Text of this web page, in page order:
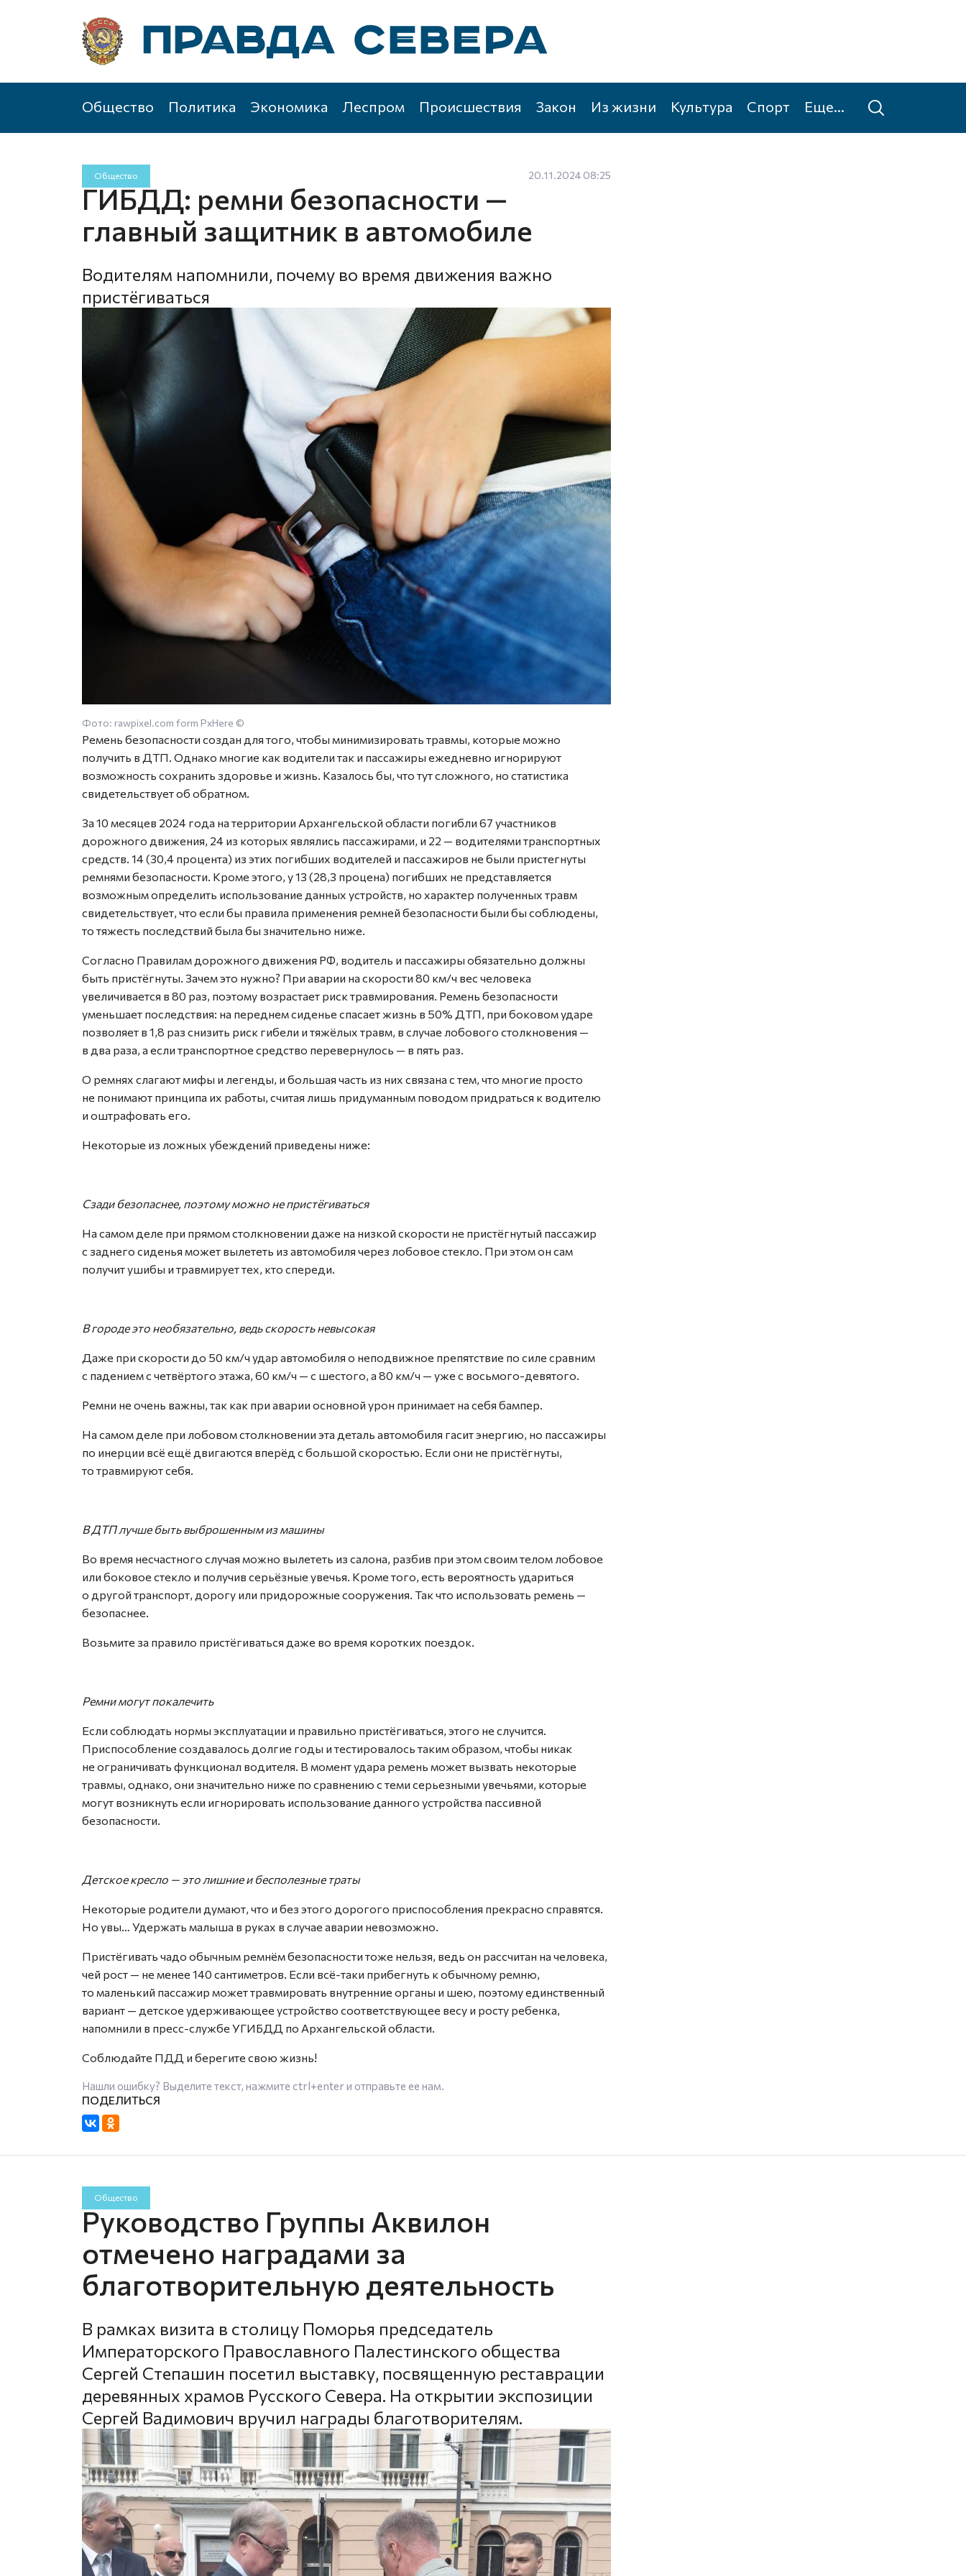
Общество Политика Экономика Леспром Происшествия Закон Из жизни Культура Спорт Еще...
Общество 20.11.2024 08:25
ГИБДД: ремни безопасности —
главный защитник в автомобиле
Водителям напомнили, почему во время движения важно
пристёгиваться
Фото: rawpixel.com form PxHere ©
Ремень безопасности создан для того, чтобы минимизировать травмы, которые можно
получить в ДТП. Однако многие как водители так и пассажиры ежедневно игнорируют
возможность сохранить здоровье и жизнь. Казалось бы, что тут сложного, но статистика
свидетельствует об обратном.
За 10 месяцев 2024 года на территории Архангельской области погибли 67 участников
дорожного движения, 24 из которых являлись пассажирами, и 22 — водителями транспортных
средств. 14 (30,4 процента) из этих погибших водителей и пассажиров не были пристегнуты
ремнями безопасности. Кроме этого, у 13 (28,3 процена) погибших не представляется
возможным определить использование данных устройств, но характер полученных травм
свидетельствует, что если бы правила применения ремней безопасности были бы соблюдены,
то тяжесть последствий была бы значительно ниже.
Согласно Правилам дорожного движения РФ, водитель и пассажиры обязательно должны
быть пристёгнуты. Зачем это нужно? При аварии на скорости 80 км/ч вес человека
увеличивается в 80 раз, поэтому возрастает риск травмирования. Ремень безопасности
уменьшает последствия: на переднем сиденье спасает жизнь в 50% ДТП, при боковом ударе
позволяет в 1,8 раз снизить риск гибели и тяжёлых травм, в случае лобового столкновения —
в два раза, а если транспортное средство перевернулось — в пять раз.
О ремнях слагают мифы и легенды, и большая часть из них связана с тем, что многие просто
не понимают принципа их работы, считая лишь придуманным поводом придраться к водителю
и оштрафовать его.
Некоторые из ложных убеждений приведены ниже:
Сзади безопаснее, поэтому можно не пристёгиваться
На самом деле при прямом столкновении даже на низкой скорости не пристёгнутый пассажир
с заднего сиденья может вылететь из автомобиля через лобовое стекло. При этом он сам
получит ушибы и травмирует тех, кто спереди.
В городе это необязательно, ведь скорость невысокая
Даже при скорости до 50 км/ч удар автомобиля о неподвижное препятствие по силе сравним
с падением с четвёртого этажа, 60 км/ч — с шестого, а 80 км/ч — уже с восьмого-девятого.
Ремни не очень важны, так как при аварии основной урон принимает на себя бампер.
На самом деле при лобовом столкновении эта деталь автомобиля гасит энергию, но пассажиры
по инерции всё ещё двигаются вперёд с большой скоростью. Если они не пристёгнуты,
то травмируют себя.
В ДТП лучше быть выброшенным из машины
Во время несчастного случая можно вылететь из салона, разбив при этом своим телом лобовое
или боковое стекло и получив серьёзные увечья. Кроме того, есть вероятность удариться
о другой транспорт, дорогу или придорожные сооружения. Так что использовать ремень —
безопаснее.
Возьмите за правило пристёгиваться даже во время коротких поездок.
Ремни могут покалечить
Если соблюдать нормы эксплуатации и правильно пристёгиваться, этого не случится.
Приспособление создавалось долгие годы и тестировалось таким образом, чтобы никак
не ограничивать функционал водителя. В момент удара ремень может вызвать некоторые
травмы, однако, они значительно ниже по сравнению с теми серьезными увечьями, которые
могут возникнуть если игнорировать использование данного устройства пассивной
безопасности.
Детское кресло — это лишние и бесполезные траты
Некоторые родители думают, что и без этого дорогого приспособления прекрасно справятся.
Но увы… Удержать малыша в руках в случае аварии невозможно.
Пристёгивать чадо обычным ремнём безопасности тоже нельзя, ведь он рассчитан на человека,
чей рост — не менее 140 сантиметров. Если всё-таки прибегнуть к обычному ремню,
то маленький пассажир может травмировать внутренние органы и шею, поэтому единственный
вариант — детское удерживающее устройство соответствующее весу и росту ребенка,
напомнили в пресс-службе УГИБДД по Архангельской области.
Соблюдайте ПДД и берегите свою жизнь!
Нашли ошибку? Выделите текст, нажмите ctrl+enterи отправьте ее нам.
Общество
Руководство Группы Аквилон
отмечено наградами за
благотворительную деятельность
В рамках визита в столицу Поморья председатель
Императорского Православного Палестинского общества
Сергей Степашин посетил выставку, посвященную реставрации
деревянных храмов Русского Севера. На открытии экспозиции
Сергей Вадимович вручил награды благотворителям.